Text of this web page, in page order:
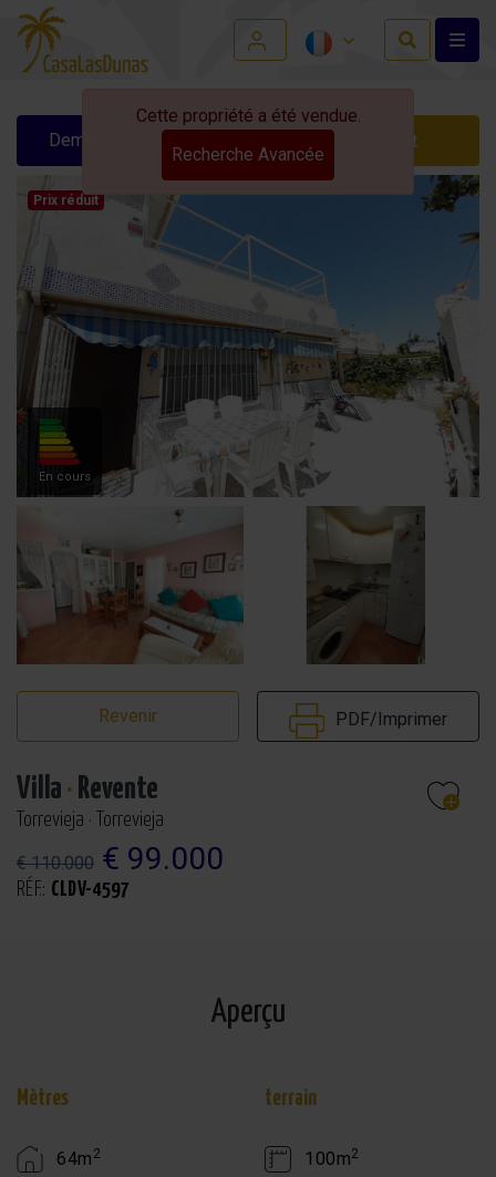
Demander des infos Contact
Cette propriété a été vendue.
Recherche Avancée
Prix ​​réduit
En cours
Revenir PDF/Imprimer
Villa · Revente
Torrevieja · Torrevieja
€ 110.000 € 99.000
RÉF.: CLDV-4597
Aperçu
Mètres
64m 2
terrain
100m2